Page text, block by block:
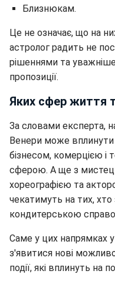
Близнюкам.
Це не означає, що на
астролог радить не
рішеннями та уважніше
пропозиції.
Яких сфер життя
За словами експерта,
Венери може вплинути
бізнесом, комерцією і
сферою. А ще з
хореографією та
чекатимуть на тих,
кондитерською
Саме у цих напрямках
з'явитися нові
події, які вплинуть на